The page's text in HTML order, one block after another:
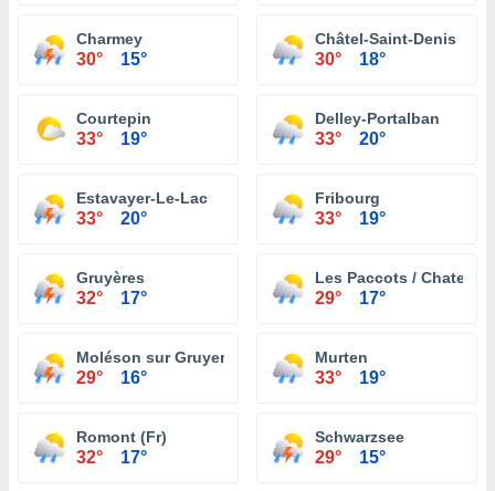
Charmey
30° 15°
Châtel-Saint-Denis
30° 18°
Courtepin
33° 19°
Delley-Portalban
33° 20°
Estavayer-Le-Lac
33° 20°
Fribourg
33° 19°
Gruyères
32° 17°
Les Paccots / Chatel St
29° 17°
Moléson sur Gruyeres
29° 16°
Murten
33° 19°
Romont (Fr)
32° 17°
Schwarzsee
29° 15°